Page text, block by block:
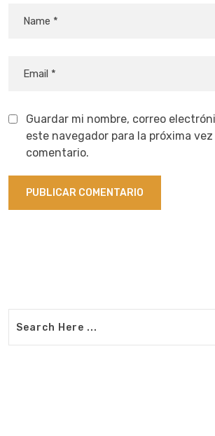
Guardar mi nombre, correo
este navegador para la próxima
comentario.